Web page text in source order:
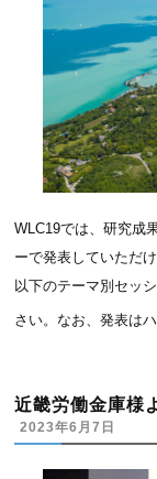
WLC19では、研究成
ーで発表していただ
以下のテーマ別セッ
さい。なお、発表は
近畿労働金庫様
2023年6月7日